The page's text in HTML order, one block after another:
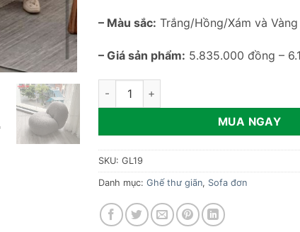
– Màu sắc: Trắng/Hồng/Xám và Vàng
– Giá sản phẩm: 5.835.000 đồng –
Ghế sofa đơn nhập khẩu GL19 số lượng
MUA NGAY
SKU: GL19
Danh mục: Ghế thư giãn, Sofa đơn